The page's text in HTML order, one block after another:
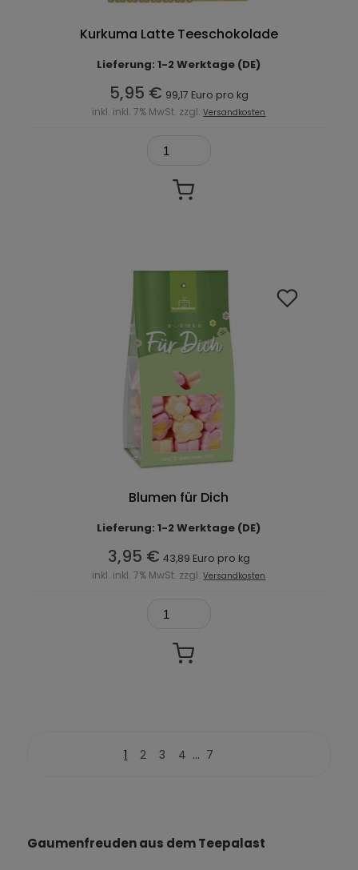
Kurkuma Latte Teeschokolade
Lieferung: 1-2 Werktage (DE)
5,95 € 99,17 Euro pro kg
inkl. inkl. 7% MwSt. zzgl.Versandkosten
Blumen für Dich
Lieferung: 1-2 Werktage (DE)
3,95 € 43,89 Euro pro kg
inkl. inkl. 7% MwSt. zzgl.Versandkosten
1 2 3 4 ... 7
Gaumenfreuden aus dem Teepalast